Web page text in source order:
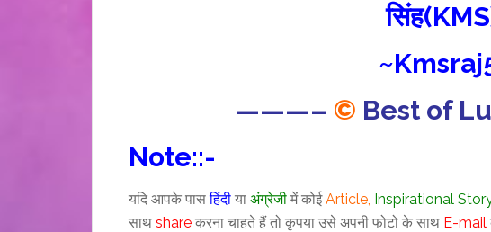
———– © Best of
Note::-
यदि आपके पासहिंदी या अंग्रेजी में कोईArticle, Inspirational
साथ share करना चाहते हैं तो कृपया उसे अपनी फोटो के साथ E-mail